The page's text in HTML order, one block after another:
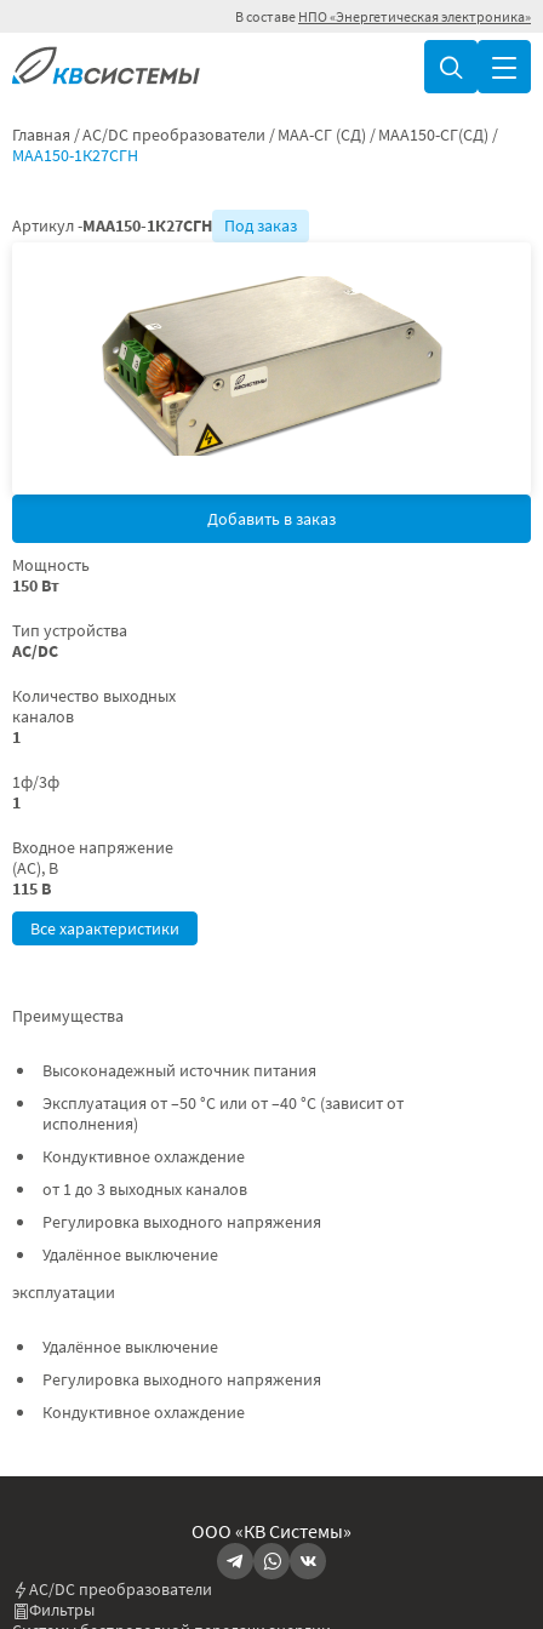
В составе НПО «Энергетическая электроника»
Главная AC/DC преобразователи МАА-СГ (СД)
МАА150-СГ(СД)
МАА150-1К27СГН
Артикул -МАА150-1К27СГН Под заказ
Добавить в заказ
Мощность
150 Вт
Тип устройства
AC/DC
Количество выходных
каналов
1
1ф/3ф
1
Входное напряжение
(AC), В
115 В
Все характеристики
Преимущества
Высоконадежный источник питания
Эксплуатация от –50 °C или от –40 °C (зависит от
исполнения)
Кондуктивное охлаждение
от 1 до 3 выходных каналов
Регулировка выходного напряжения
Удалённое выключение
эксплуатации
Удалённое выключение
Регулировка выходного напряжения
Кондуктивное охлаждение
ООО «КВ Системы»
AC/DC преобразователи
Фильтры